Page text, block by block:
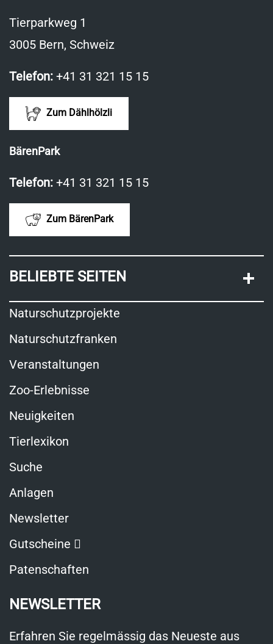
Tierparkweg 1
3005 Bern, Schweiz
Telefon: +41 31 321 15 15
Zum Dählhölzli
BärenPark
Telefon: +41 31 321 15 15
Zum BärenPark
BELIEBTE SEITEN
Naturschutzprojekte
Naturschutzfranken
Veranstaltungen
Zoo-Erlebnisse
Neuigkeiten
Tierlexikon
Suche
Anlagen
Newsletter
Gutscheine
öffnet
neuem
Fenster
Patenschaften
NEWSLETTER
Erfahren Sie regelmässig das Neueste aus